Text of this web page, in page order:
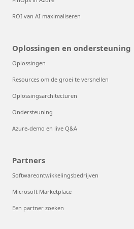
ROI van AI maximaliseren
Oplossingen en ondersteuning
Oplossingen
Resources om de groei te versnellen
Oplossingsarchitecturen
Ondersteuning
Azure-demo en live Q&A
Partners
Softwareontwikkelingsbedrijven
Microsoft Marketplace
Een partner zoeken